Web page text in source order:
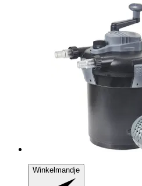
Winkelmandje